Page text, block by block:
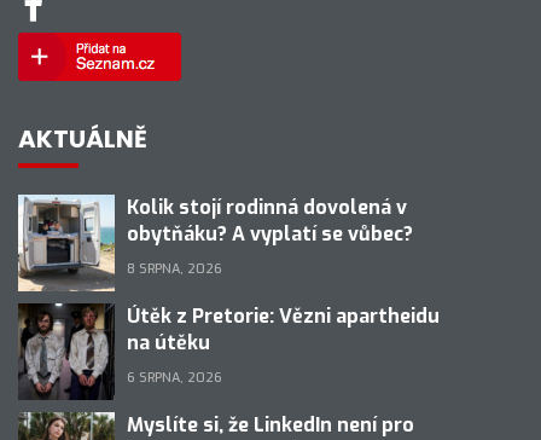
AKTUÁLNĚ
Kolik stojí rodinná dovolená v
obytňáku? A vyplatí se vůbec?
8 SRPNA, 2026
Útěk z Pretorie: Vězni apartheidu
na útěku
6 SRPNA, 2026
Myslíte si, že LinkedIn není pro